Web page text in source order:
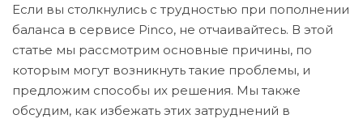
Если вы столкнулись с трудностью при пополнении
баланса в сервисе Pinco, не отчаивайтесь. В этой
статье мы рассмотрим основные причины, по
которым могут возникнуть такие проблемы, и
предложим способы их решения. Мы также
обсудим, как избежать этих затруднений в